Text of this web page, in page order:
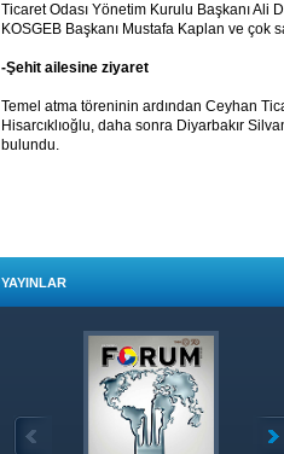
Ticaret Odası Yönetim Kurulu Başkanı Ali
KOSGEB Başkanı Mustafa Kaplan ve çok
-Şehit ailesine ziyaret
Temel atma töreninin ardından Ceyhan
Hisarcıklıoğlu, daha sonra Diyarbakır
bulundu.
YAYINLAR